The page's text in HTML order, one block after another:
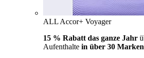
ALL Accor+ Voyager
15 % Rabatt das ganze Jahr
Aufenthalte in über 30